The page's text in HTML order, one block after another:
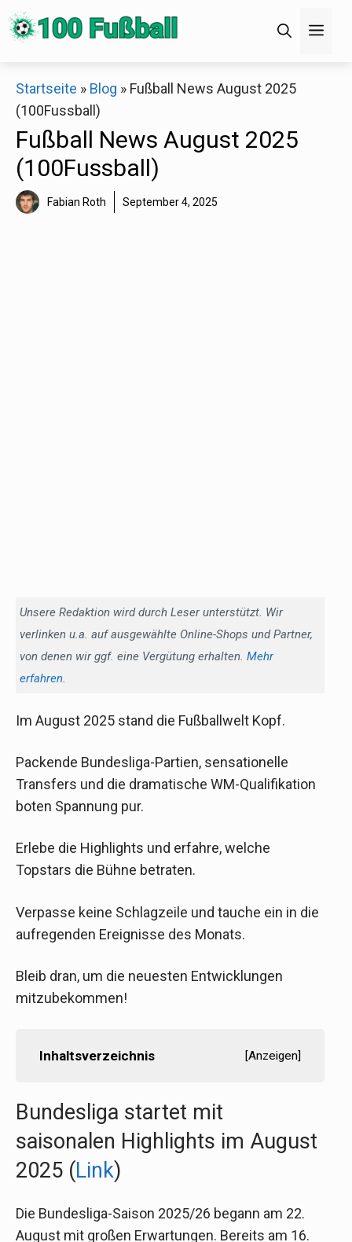
Zum
Inhalt
Startseite » Blog » Fußball News August 2025
(100Fussball)
Fußball News August 2025
(100Fussball)
Fabian Roth September 4, 2025
Unsere Redaktion wird durch Leser unterstützt. Wir
verlinken u.a. auf ausgewählte Online-Shops und Partner,
von denen wir ggf. eine Vergütung erhalten. Mehr
erfahren.
Im August 2025 stand die Fußballwelt Kopf.
Packende Bundesliga-Partien, sensationelle
Transfers und die dramatische WM-Qualifikation
boten Spannung pur.
Erlebe die Highlights und erfahre, welche
Topstars die Bühne betraten.
Verpasse keine Schlagzeile und tauche ein in die
aufregenden Ereignisse des Monats.
Bleib dran, um die neuesten Entwicklungen
mitzubekommen!
Inhaltsverzeichnis [Anzeigen]
Bundesliga startet mit
saisonalen Highlights im August
2025 (Link)
Die Bundesliga-Saison 2025/26 begann am 22.
August mit großen Erwartungen. Bereits am 16.
Schaue dir jetzt die meistverkauften Produkte im
Sale bei Decathlon an!